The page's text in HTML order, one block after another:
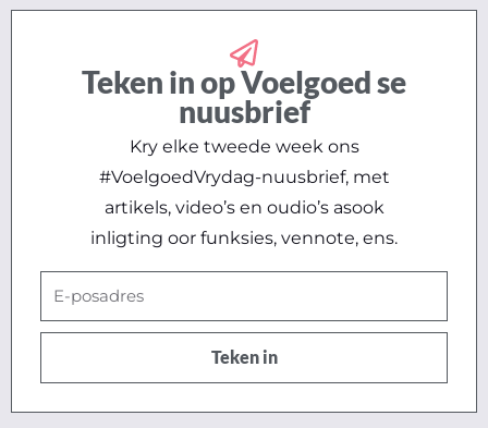
Teken in op Voelgoed se
nuusbrief
Kry elke tweede week ons
#VoelgoedVrydag-nuusbrief, met
artikels, video’s en oudio’s asook
inligting oor funksies, vennote, ens.
E-
posadres
Teken in